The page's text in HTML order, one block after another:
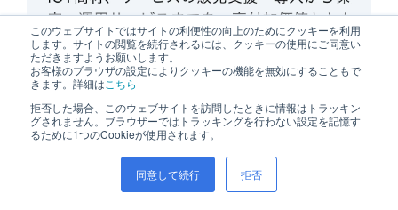
このウェブサイトではサイトの利便性の向上のためにクッキーを利用
します。サイトの閲覧を続行されるには、クッキーの使用にご同意い
ただきますようお願いします。
お客様のブラウザの設定によりクッキーの機能を無効にすることもで
きます。詳細は こちら
拒否した場合、このウェブサイトを訪問したときに情報はトラッキン
グされません。ブラウザーではトラッキングを行わない設定を記憶す
るために1つのCookieが使用されます。
同意して続行 拒否